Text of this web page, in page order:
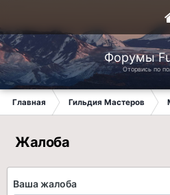
Форумы
Оторвись по
Главная Гильдия Мастеров
Жалоба
Ваша жалоба